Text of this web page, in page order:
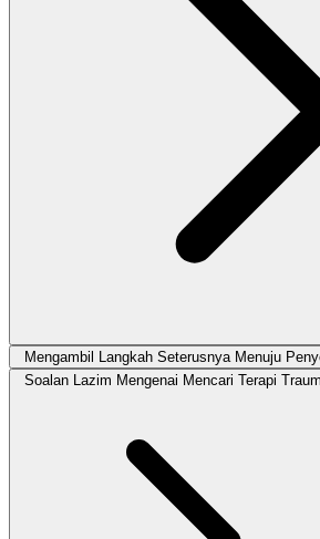
Mengambil Langkah Seterusnya Menuju
Soalan Lazim Mengenai Mencari Terapi